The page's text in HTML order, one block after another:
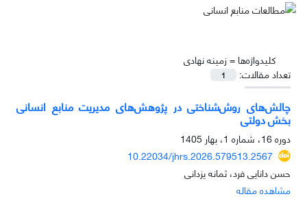
کلیدواژه‌ها =زمینه نهادی
تعداد مقالات:
1
چالش‌های روش‌شناختی در پژوهش‌های مدیریت منابع انسانی
بخش دولتی
دوره 16، شماره 1، بهار 1405
10.22034/jhrs.2026.579513.2567
حسن دانایی فرد، ثمانه یزدانی
مشاهده مقاله